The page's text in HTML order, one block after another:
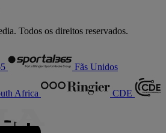
Todos os direitos reservados.
Fãs Unidos
Africa CDE